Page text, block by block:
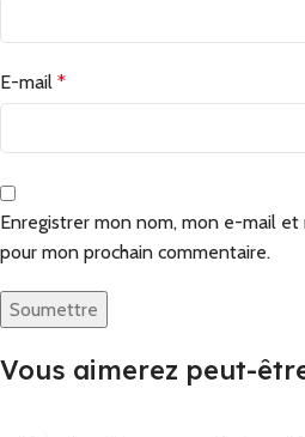
E-mail *
Enregistrer mon nom, mon e-mail
pour mon prochain commentaire.
Vous aimerez peut-